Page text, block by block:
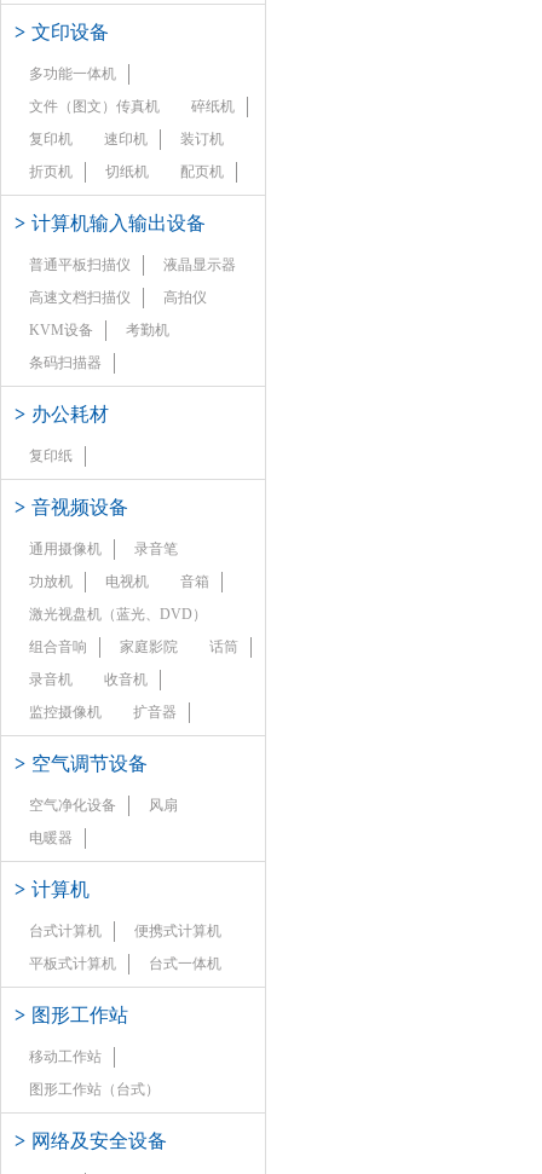
> 文印设备
多功能一体机
文件（图文）传真机
碎纸机
复印机
速印机
装订机
折页机
切纸机 配页机
> 计算机输入输出设备
普通平板扫描仪
液晶显示器
高速文档扫描仪
高拍仪
KVM设备
考勤机
条码扫描器
> 办公耗材
复印纸
> 音视频设备
通用摄像机
录音笔
功放机
电视机
音箱
激光视盘机（蓝光、DVD）
组合音响
家庭影院
话筒
录音机
收音机
监控摄像机
扩音器
> 空气调节设备
空气净化设备
风扇
电暖器
> 计算机
台式计算机
便携式计算机
平板式计算机
台式一体机
> 图形工作站
移动工作站
图形工作站（台式）
> 网络及安全设备